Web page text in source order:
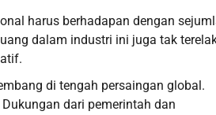
harus berhadapan dengan
dalam industri ini juga tak
di tengah persaingan global.
dari pemerintah dan